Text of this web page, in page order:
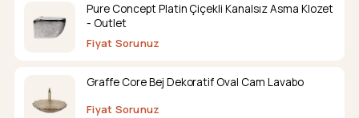
Pure Concept Platin Çiçekli Kanalsız Asma Klozet
- Outlet
Fiyat Sorunuz
Graffe Core Bej Dekoratif Oval Cam Lavabo
Fiyat Sorunuz